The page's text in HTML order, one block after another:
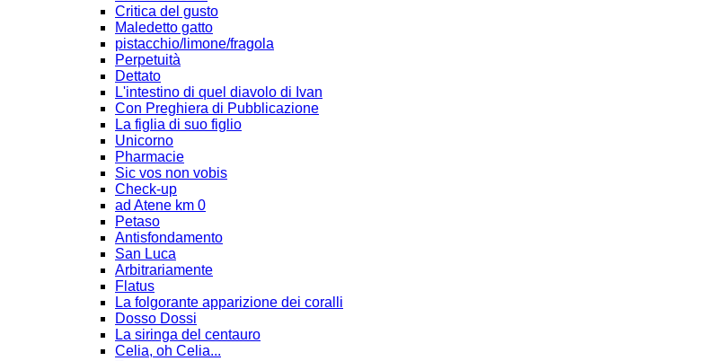
Critica del gusto
Maledetto gatto
pistacchio/limone/fragola
Perpetuità
Dettato
L'intestino di quel diavolo di Ivan
Con Preghiera di Pubblicazione
La figlia di suo figlio
Unicorno
Pharmacie
Sic vos non vobis
Check-up
ad Atene km 0
Petaso
Antisfondamento
San Luca
Arbitrariamente
Flatus
La folgorante apparizione dei coralli
Dosso Dossi
La siringa del centauro
Celia, oh Celia...